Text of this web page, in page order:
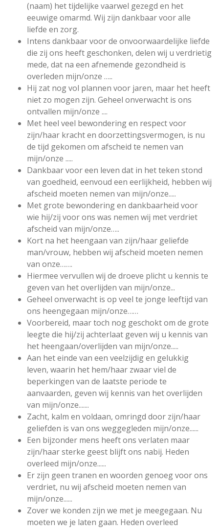
(naam) het tijdelijke vaarwel gezegd en het
eeuwige omarmd. Wij zijn dankbaar voor alle
liefde en zorg.
Intens dankbaar voor de onvoorwaardelijke liefde
die zij ons heeft geschonken, delen wij u verdrietig
mede, dat na een afnemende gezondheid is
overleden mijn/onze …..
Hij zat nog vol plannen voor jaren, maar het heeft
niet zo mogen zijn. Geheel onverwacht is ons
ontvallen mijn/onze ....
Met heel veel bewondering en respect voor
zijn/haar kracht en doorzettingsvermogen, is nu
de tijd gekomen om afscheid te nemen van
mijn/onze .....
Dankbaar voor een leven dat in het teken stond
van goedheid, eenvoud een eerlijkheid, hebben wij
afscheid moeten nemen van mijn/onze.....
Met grote bewondering en dankbaarheid voor
wie hij/zij voor ons was nemen wij met verdriet
afscheid van mijn/onze…..
Kort na het heengaan van zijn/haar geliefde
man/vrouw, hebben wij afscheid moeten nemen
van onze…….
Hiermee vervullen wij de droeve plicht u kennis te
geven van het overlijden van mijn/onze...
Geheel onverwacht is op veel te jonge leeftijd van
ons heengegaan mijn/onze……
Voorbereid, maar toch nog geschokt om de grote
leegte die hij/zij achterlaat geven wij u kennis van
het heengaan/overlijden van mijn/onze.....
Aan het einde van een veelzijdig en gelukkig
leven, waarin het hem/haar zwaar viel de
beperkingen van de laatste periode te
aanvaarden, geven wij kennis van het overlijden
van mijn/onze.......
Zacht, kalm en voldaan, omringd door zijn/haar
geliefden is van ons weggegleden mijn/onze......
Een bijzonder mens heeft ons verlaten maar
zijn/haar sterke geest blijft ons nabij. Heden
overleed mijn/onze......
Er zijn geen tranen en woorden genoeg voor ons
verdriet, nu wij afscheid moeten nemen van
mijn/onze......
Zover we konden zijn we met je meegegaan. Nu
moeten we je laten gaan. Heden overleed